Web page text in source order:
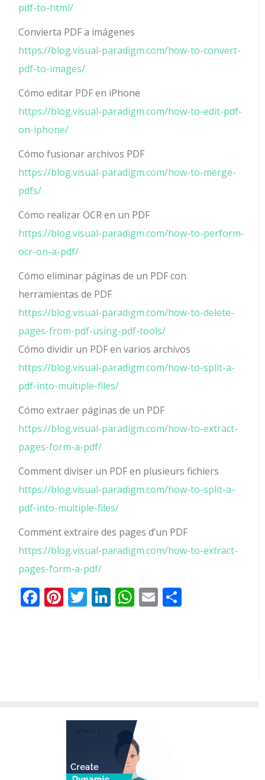
pdf-to-html/
Convierta PDF a imágenes
https://blog.visual-paradigm.com/how-to-convert-
pdf-to-images/
Cómo editar PDF en iPhone
https://blog.visual-paradigm.com/how-to-edit-pdf-
on-iphone/
Cómo fusionar archivos PDF
https://blog.visual-paradigm.com/how-to-merge-
pdfs/
Cómo realizar OCR en un PDF
https://blog.visual-paradigm.com/how-to-perform-
ocr-on-a-pdf/
Cómo eliminar páginas de un PDF con
herramientas de PDF
https://blog.visual-paradigm.com/how-to-delete-
pages-from-pdf-using-pdf-tools/
Cómo dividir un PDF en varios archivos
https://blog.visual-paradigm.com/how-to-split-a-
pdf-into-multiple-files/
Cómo extraer páginas de un PDF
https://blog.visual-paradigm.com/how-to-extract-
pages-form-a-pdf/
Comment diviser un PDF en plusieurs fichiers
https://blog.visual-paradigm.com/how-to-split-a-
pdf-into-multiple-files/
Comment extraire des pages d’un PDF
https://blog.visual-paradigm.com/how-to-extract-
pages-form-a-pdf/
Facebook
Pinterest
Twitter
LinkedIn
WhatsApp
Email